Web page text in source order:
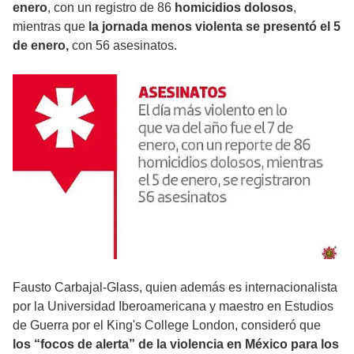
enero, con un registro de 86 homicidios dolosos,
mientras que la jornada menos violenta se presentó el 5
de enero, con 56 asesinatos.
Fausto Carbajal-Glass, quien además es internacionalista
por la Universidad Iberoamericana y maestro en Estudios
de Guerra por el King's College London, consideró que
los “focos de alerta” de la violencia en México para los